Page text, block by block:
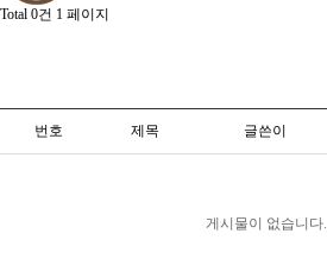
Total 0건 1 페이지
번호 제목 글쓴이
게시물이 없습니다.